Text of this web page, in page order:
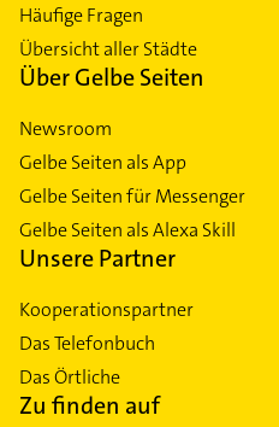
Häufige Fragen
Übersicht aller Städte
Über Gelbe Seiten
Newsroom
Gelbe Seiten als App
Gelbe Seiten für Messenger
Gelbe Seiten als Alexa Skill
Unsere Partner
Kooperationspartner
Das Telefonbuch
Das Örtliche
Zu finden auf